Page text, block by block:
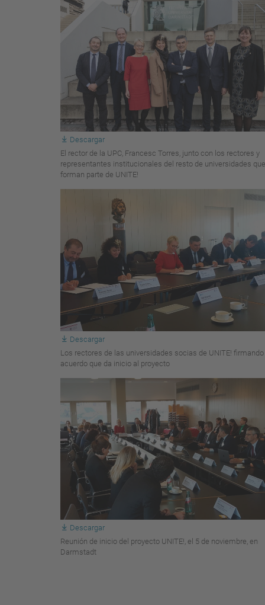
Descargar
El rector de la UPC, Francesc Torres, junto con los rectores y
representantes institucionales del resto de universidades que
forman parte de UNITE!
Descargar
Los rectores de las universidades socias de UNITE! firmando
acuerdo que da inicio al proyecto
Descargar
Reunión de inicio del proyecto UNITE!, el 5 de noviembre, en
Darmstadt